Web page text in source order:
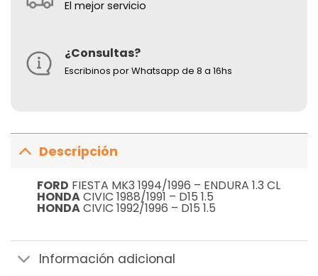
El mejor servicio
¿Consultas?
Escribinos por Whatsapp de 8 a 16hs
Descripción
FORD FIESTA MK3 1994/1996 – ENDURA 1.3 CL
HONDACIVIC 1988/1991 – D15 1.5
HONDACIVIC 1992/1996 – D15 1.5
Información adicional